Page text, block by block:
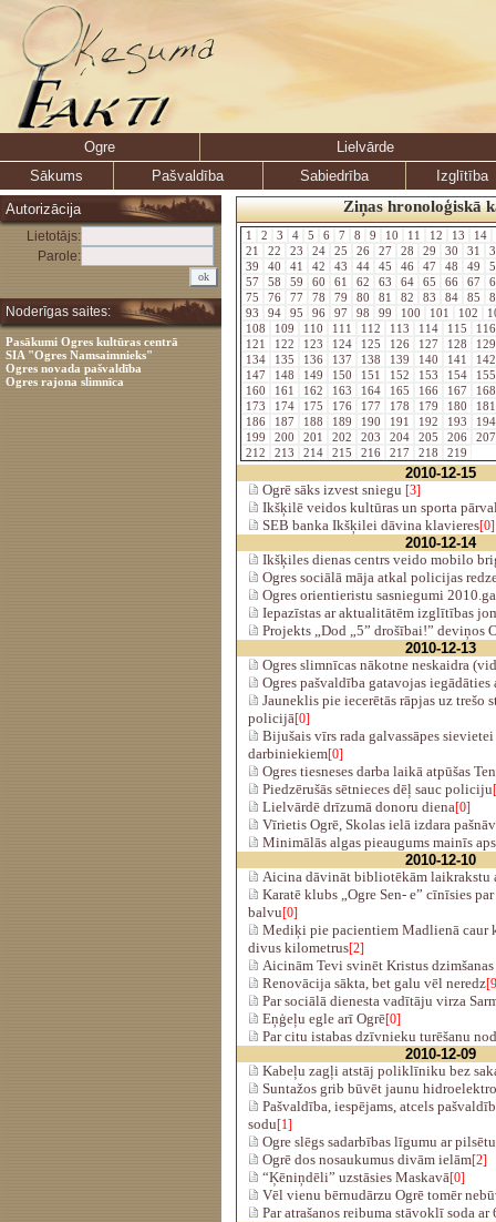
Ogre
Lielvārde
Sākums
Pašvaldība Sabiedrība
Izglītība
Autorizācija
Lietotājs:
Parole:
Noderīgas saites:
Pasākumi Ogres kultūras centrā
SIA "Ogres Namsaimnieks"
Ogres novada pašvaldība
Ogres rajona slimnīca
Ziņas hronoloģiskā
1 2 3 4 5 6 7 8 9 10 11 12 13 14
21
22 23 24 25 26 27 28 29 30 31
39
40 41 42 43 44 45 46 47 48 49
57
58 59 60 61 62 63 64 65 66 67
75
76 77 78 79 80 81 82 83 84 85
93
94 95 96 97 98 99 100 101 102
108
109 110 111 112 113 114 115
121
122 123 124 125 126 127 128
134
135 136 137 138 139 140 141
147
148 149 150 151 152 153 154
160
161 162 163 164 165 166 167
173
174 175 176 177 178 179 180
186
187 188 189 190 191 192 193
199
200 201 202 203 204 205 206
212
213 214 215 216 217 218 219
2010-12-15
Ogrē sāks izvest sniegu [3]
Ikšķilē veidos kultūras un sporta
SEB banka Ikšķilei dāvina klavieres[0]
2010-12-14
Ikšķiles dienas centrs veido mobilo
Ogres sociālā māja atkal policijas
Ogres orientieristu sasniegumi
Iepazīstas ar aktualitātēm izglītības
Projekts „Dod „5” drošībai!” deviņos
2010-12-13
Ogres slimnīcas nākotne neskaidra
Ogres pašvaldība gatavojas iegādāties
Jauneklis pie iecerētās rāpjas uz trešo
policijā[0]
Bijušais vīrs rada galvassāpes
darbiniekiem[0]
Ogres tiesneses darba laikā atpūšas
Piedzērušās sētnieces dēļ sauc policiju
Lielvārdē drīzumā donoru diena[0]
Vīrietis Ogrē, Skolas ielā izdara
Minimālās algas pieaugums mainīs
2010-12-10
Aicina dāvināt bibliotēkām laikrakstu
Karatē klubs „Ogre Sen- e” cīnīsies
balvu[0]
Mediķi pie pacientiem Madlienā caur
divus kilometrus[2]
Aicinām Tevi svinēt Kristus
Renovācija sākta, bet galu vēl neredz
Par sociālā dienesta vadītāju virza
Eņģeļu egle arī Ogrē[0]
Par citu istabas dzīvnieku turēšanu
2010-12-09
Kabeļu zagļi atstāj poliklīniku bez
Suntažos grib būvēt jaunu
Pašvaldība, iespējams, atcels
sodu[1]
Ogre slēgs sadarbības līgumu ar
Ogrē dos nosaukumus divām ielām[2]
“Ķēniņdēli” uzstāsies Maskavā[0]
Vēl vienu bērnudārzu Ogrē tomēr
Par atrašanos reibuma stāvoklī soda ar